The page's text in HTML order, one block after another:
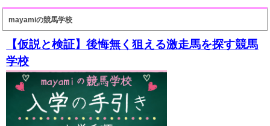
mayamiの競馬学校
【仮説と検証】後悔無く狙える激走馬を探す競馬
学校